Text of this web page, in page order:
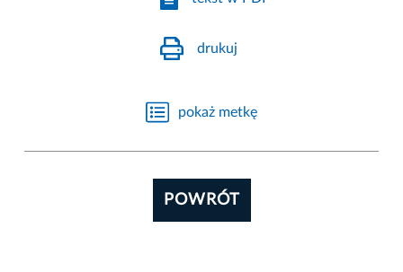
drukuj
pokaż metkę
POWRÓT